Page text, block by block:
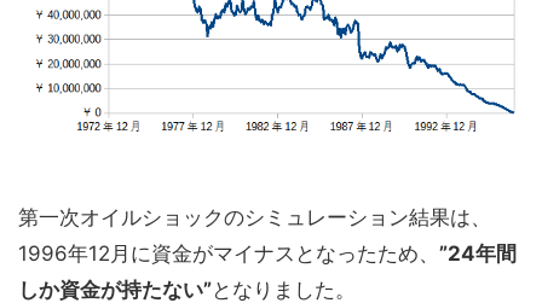
第一次オイルショックのシミュレーション結果は、
1996年12月に資金がマイナスとなったため、 ”24年間
しか資金が持たない”となりました。